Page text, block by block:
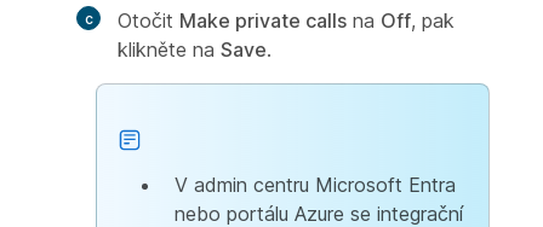
Otočit Make private calls na Off, pak
klikněte na Save.
V admin centru Microsoft Entra
nebo portálu Azure se integrační